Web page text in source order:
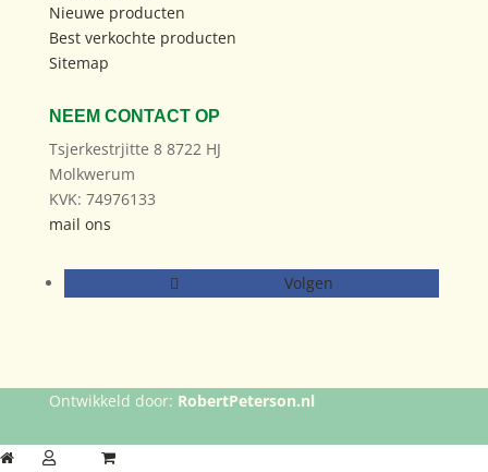
Nieuwe producten
Best verkochte producten
Sitemap
NEEM CONTACT OP
Tsjerkestrjitte 8 8722 HJ
Molkwerum
KVK: 74976133
mail ons
Volgen
Ontwikkeld door: RobertPeterson.nl